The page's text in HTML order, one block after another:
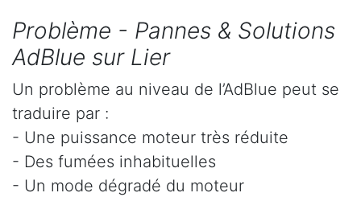
Problème - Pannes & Solutions
AdBlue sur Lier
Un problème au niveau de l’AdBlue peut se
traduire par :
- Une puissance moteur très réduite
- Des fumées inhabituelles
- Un mode dégradé du moteur